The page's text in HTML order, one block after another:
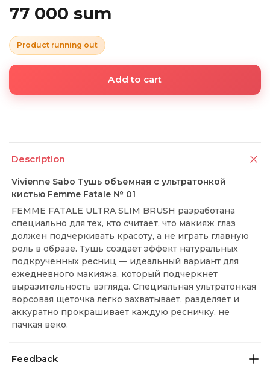
77 000 sum
Product running out
Add to cart
Description
Vivienne Sabo Тушь объемная с ультратонкой
кистью Femme Fatale № 01
FEMME FATALE ULTRA SLIM BRUSH разработана
специально для тех, кто считает, что макияж глаз
должен подчеркивать красоту, а не играть главную
роль в образе. Тушь создает эффект натуральных
подкрученных ресниц — идеальный вариант для
ежедневного макияжа, который подчеркнет
выразительность взгляда. Специальная ультратонкая
ворсовая щеточка легко захватывает, разделяет и
аккуратно прокрашивает каждую ресничку, не
пачкая веко.
Feedback